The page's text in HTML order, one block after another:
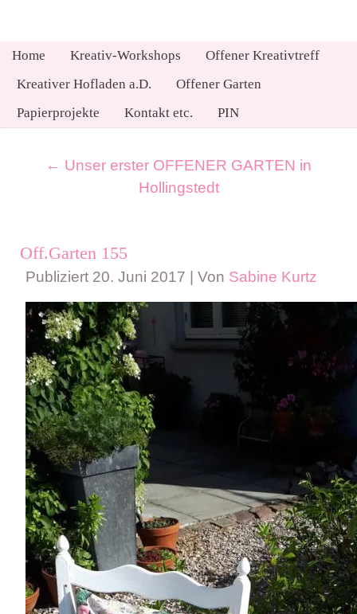
Home Kreativ-Workshops
Offener Kreativtreff
Kreativer Hofladen a.D.
Offener Garten
Papierprojekte
Kontakt etc. PIN
← Unser erster OFFENER GARTEN in
Hollingstedt
Off.Garten 155
Publiziert 20. Juni 2017 Von Sabine Kurtz